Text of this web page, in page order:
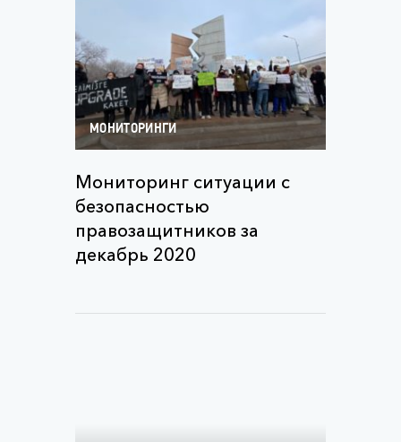
МОНИТОРИНГИ
Мониторинг ситуации с
безопасностью
правозащитников за
декабрь 2020